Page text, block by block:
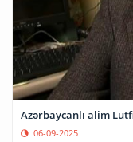
Azərbaycanlı alim
06-09-2025